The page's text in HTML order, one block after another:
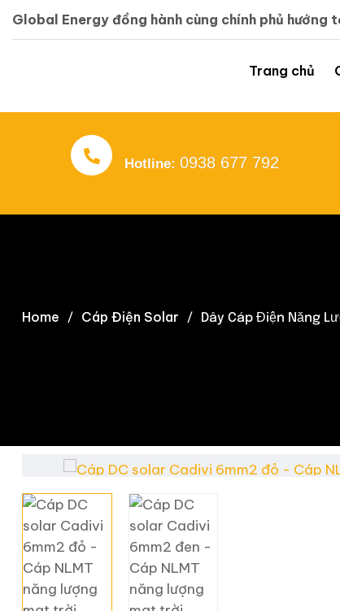
Global Energy đồng hành cùng chính phủ
Trang chủ
Hotline: 0938 677 792
Home Cáp Điện Solar Dây Cáp Điện Năng